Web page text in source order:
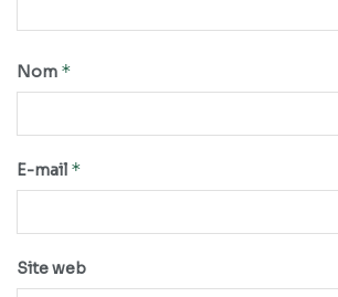
Nom *
E-mail *
Site web